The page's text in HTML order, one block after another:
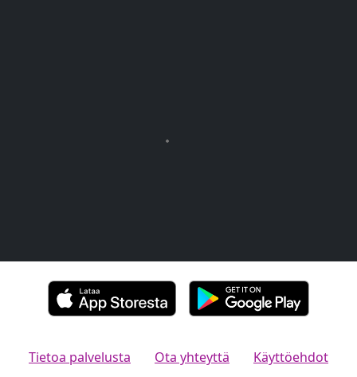
Tietoa palvelusta Ota yhteyttä Käyttöehdot